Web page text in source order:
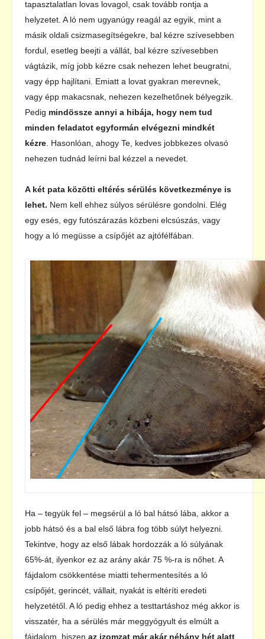
tapasztalatlan lovas lovagol, csak tovább rontja a
helyzetet. A ló nem ugyanúgy reagál az egyik, mint a
másik oldali csizmasegítségekre, bal kézre szívesebben
fordul, esetleg beejti a vállát, bal kézre szívesebben
vágtázik, míg jobb kézre csak nehezen lehet beugratni,
vagy épp hajlítani. Emiatt a lovat gyakran merevnek,
vagy épp makacsnak, nehezen kezelhetőnek bélyegzik.
Pedig mindössze annyi a hibája, hogy nem tud
minden feladatot egyformán elvégezni mindkét
kézre . Hasonlóan, ahogy Te, kedves jobbkezes olvasó
nehezen tudnád leírni bal kézzel a nevedet.
A két pata közötti eltérés sérülés következménye is
lehet. Nem kell ehhez súlyos sérülésre gondolni. Elég
egy esés, egy futószárazás közbeni elcsúszás, vagy
hogy a ló megüsse a csípőjét az ajtófélfában.
Ha – tegyük fel – megsérül a ló bal hátsó lába, akkor a
jobb hátsó és a bal első lábra fog több súlyt helyezni.
Tekintve, hogy az első lábak hordozzák a ló súlyának
65%-át, ilyenkor ez az arány akár 75 %-ra is nőhet. A
fájdalom csökkentése miatti tehermentesítés a ló
csípőjét, gerincét, vállait, nyakát is eltéríti eredeti
helyzetétől. A ló pedig ehhez a testtartáshoz még akkor is
visszatér, ha a sérülés már meggyógyult és elmúlt a
fájdalom, hiszen az izomzat már akár néhány hét alatt